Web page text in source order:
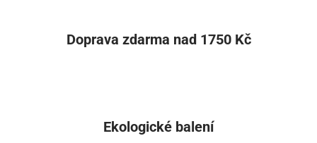
Doprava zdarma nad 1750 Kč
Ekologické balení